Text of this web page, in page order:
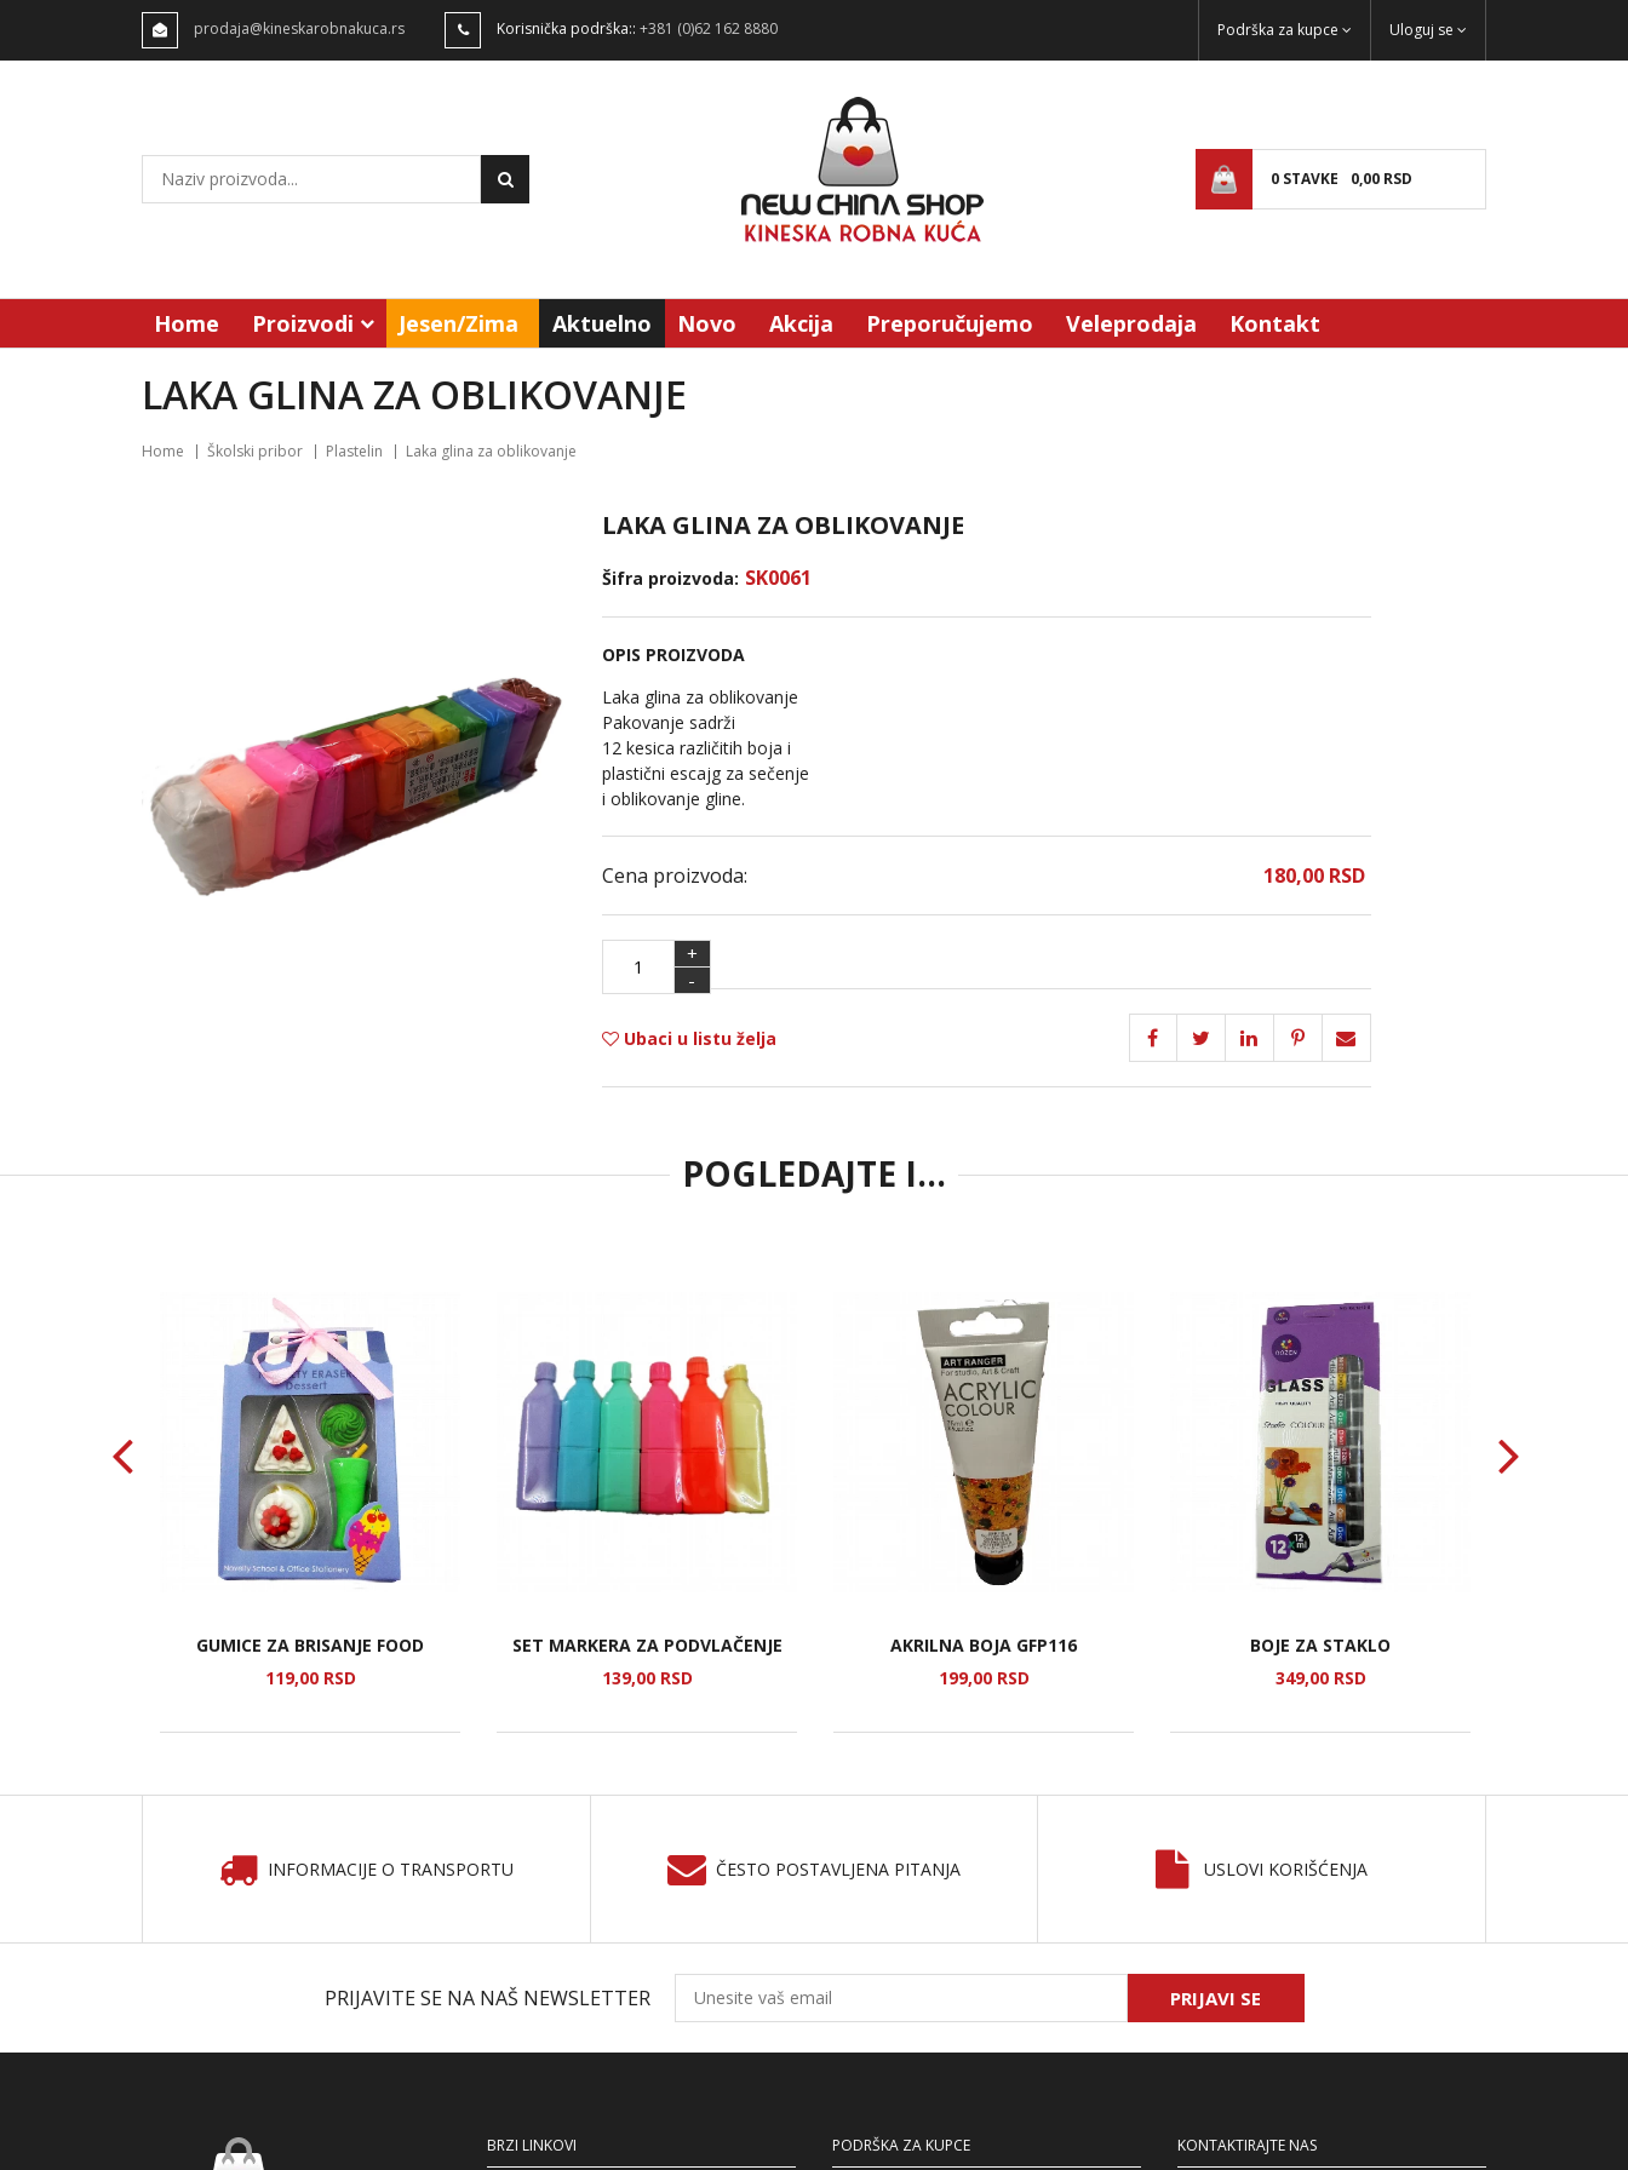
prodaja@kineskarobnakuca.rs Korisnička podrška:: +381 (0)62 162 8880 Podrška za kupce Uloguj se
0 STAVKE 0,00 RSD
Home Proizvodi Jesen/Zima Aktuelno Novo Akcija Preporučujemo Veleprodaja Kontakt
LAKA GLINA ZA OBLIKOVANJE
Home Školski pribor Plastelin Laka glina za oblikovanje
LAKA GLINA ZA OBLIKOVANJE
Šifra proizvoda: SK0061
OPIS PROIZVODA
Laka glina za oblikovanje
Pakovanje sadrži
12 kesica različitih boja i
plastični escajg za sečenje
i oblikovanje gline.
Cena proizvoda: 180,00 RSD
+
-
Ubaci u listu želja
POGLEDAJTE I...
GUMICE ZA BRISANJE FOOD
119,00 RSD
SET MARKERA ZA PODVLAČENJE
139,00 RSD
AKRILNA BOJA GFP116
199,00 RSD
BOJE ZA STAKLO
349,00 RSD
INFORMACIJE O TRANSPORTU ČESTO POSTAVLJENA PITANJA USLOVI KORIŠĆENJA
PRIJAVITE SE NA NAŠ NEWSLETTER PRIJAVI SE
BRZI LINKOVI PODRŠKA ZA KUPCE KONTAKTIRAJTE NAS